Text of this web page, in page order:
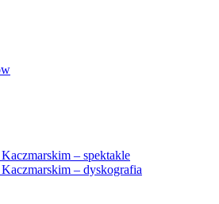
– spektakle
– dyskografia